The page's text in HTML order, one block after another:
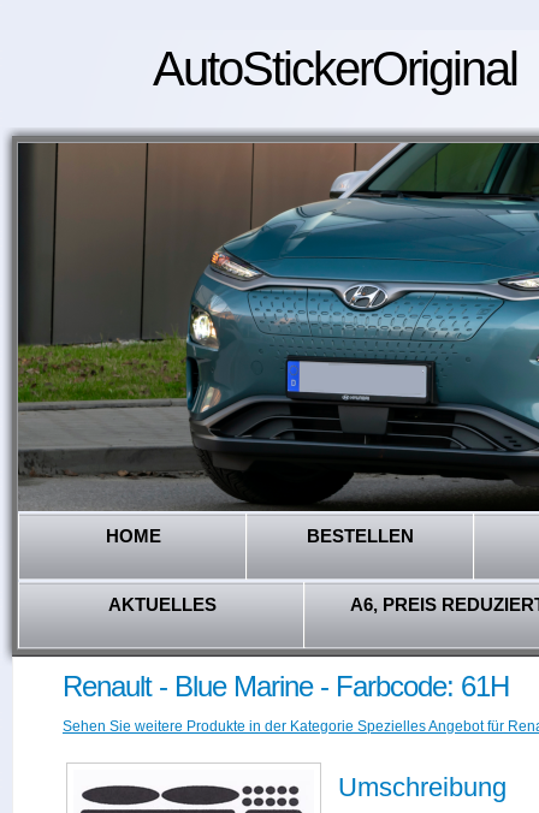
AutoStickerOriginal
HOME BESTELLEN
AKTUELLES A6, PREIS
Renault - Blue Marine - Farbcode: 61H
Sehen Sie weitere Produkte in der Kategorie Spezielles Angebot für
Umschreibung